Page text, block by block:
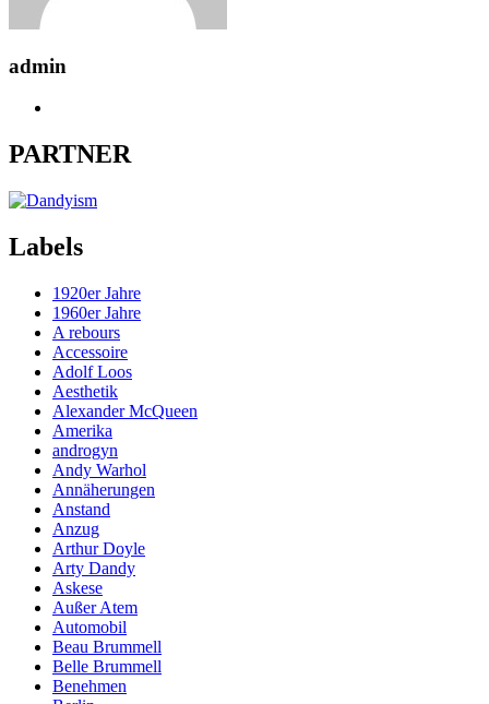
admin
PARTNER
Labels
1920er Jahre
1960er Jahre
A rebours
Accessoire
Adolf Loos
Aesthetik
Alexander McQueen
Amerika
androgyn
Andy Warhol
Annäherungen
Anstand
Anzug
Arthur Doyle
Arty Dandy
Askese
Außer Atem
Automobil
Beau Brummell
Belle Brummell
Benehmen